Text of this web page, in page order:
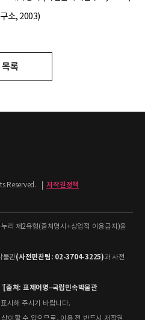
소, 2003)
목록
Reserved.
저작권정책
리 제2유형(출처명시+상업적 이용금지)을
물관(사전편찬팀: 02-3704-3225)과 사전
' [출처: 표제어명–국립민속박물관
시해 주시기 바랍니다.
이할 수 있으므로, 이용 전 반드시 저작권